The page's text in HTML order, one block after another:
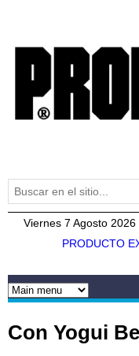
Formulario
Buscar
Viernes 7 Agosto 2026
PRODUCTO
Con Yogui